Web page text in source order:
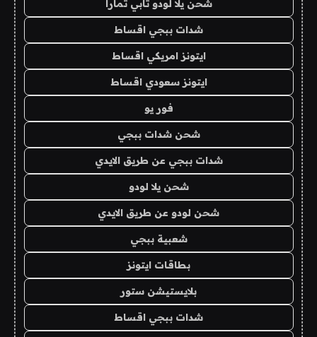
شحن يلا لودو تابي تمارا
شدات ببجي اقساط
ايتونز امريكي اقساط
ايتونز سعودي اقساط
فور يو
شحن شدات ببجي
شدات ببجي عن طريق الايدي
شحن يلا لودو
شحن لودو عن طريق الايدي
شعبية ببجي
بطاقات ايتونز
بلايستيشن ستور
شدات ببجي اقساط